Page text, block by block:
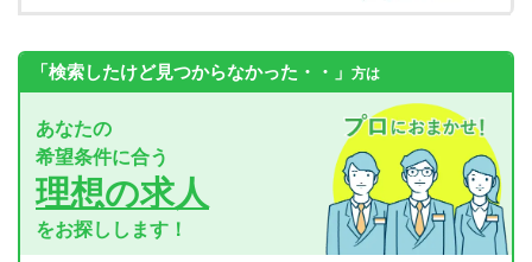
「検索したけど見つからなかった・・」 方は
あなたの
希望条件に合う
理想の求人
をお探しします！